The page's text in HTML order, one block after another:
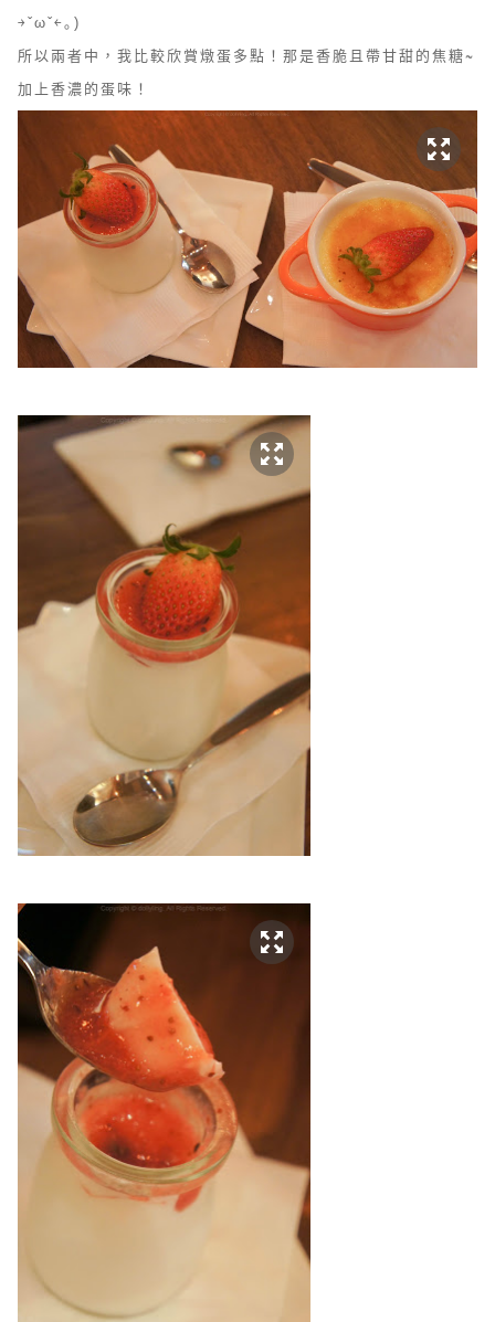
￫ˇωˇ￩｡)
所以兩者中，我比較欣賞燉蛋多點！那是香脆且帶甘甜的焦糖~
加上香濃的蛋味！